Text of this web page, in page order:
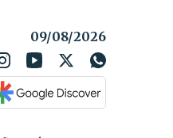
09/08/2026